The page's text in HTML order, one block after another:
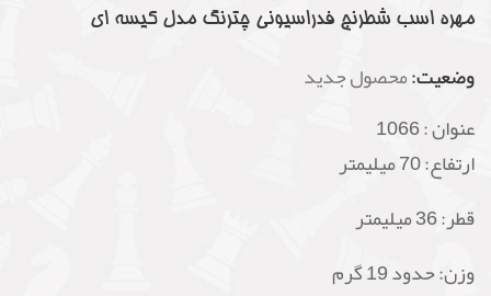
مهره اسب شطرنج فدراسیونی چترنگ مدل کیسه ای
وضعیت:محصول جدید
عنوان :1066
ارتفاع: 70 میلیمتر
قطر: 36 میلیمتر
وزن: حدود 19 گرم